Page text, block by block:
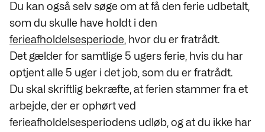
Du kan også selv søge om at få den ferie udbetalt,
som du skulle have holdt i den
ferieafholdelsesperiode , hvor du er fratrådt.
Det gælder for samtlige 5 ugers ferie, hvis du har
optjent alle 5 uger i det job, som du er fratrådt.
Du skal skriftlig bekræfte, at ferien stammer fra et
arbejde, der er ophørt ved
ferieafholdelsesperiodens udløb, og at du ikke har